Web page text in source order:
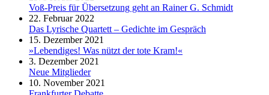
Voß-Preis für Übersetzung geht an Rainer G. Schmidt
22. Februar 2022
Das Lyrische Quartett – Gedichte im Gespräch
15. Dezember 2021
»Lebendiges! Was nützt der tote Kram!«
3. Dezember 2021
Neue Mitglieder
10. November 2021